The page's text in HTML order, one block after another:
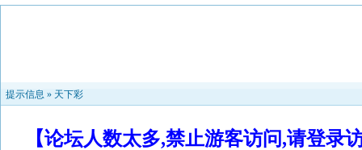
提示信息 » 天下彩
【论坛人数太多,禁止游客访问,请登